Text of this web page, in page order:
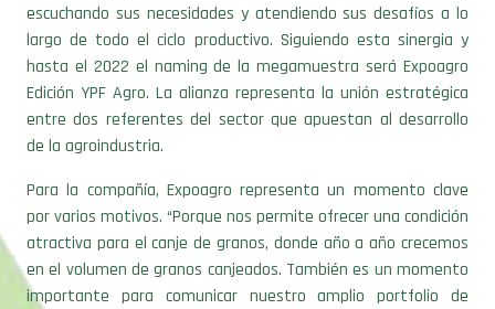
escuchando sus necesidades y atendiendo sus desafíos a lo
largo de todo el ciclo productivo. Siguiendo esta sinergia y
hasta el 2022 el naming de la megamuestra será Expoagro
Edición YPF Agro. La alianza representa la unión estratégica
entre dos referentes del sector que apuestan al desarrollo
de la agroindustria.
Para la compañía, Expoagro representa un momento clave
por varios motivos. “Porque nos permite ofrecer una condición
atractiva para el canje de granos, donde año a año crecemos
en el volumen de granos canjeados. También es un momento
importante para comunicar nuestro amplio portfolio de